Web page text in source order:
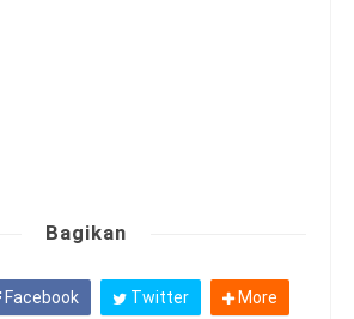
Bagikan
Facebook Twitter More